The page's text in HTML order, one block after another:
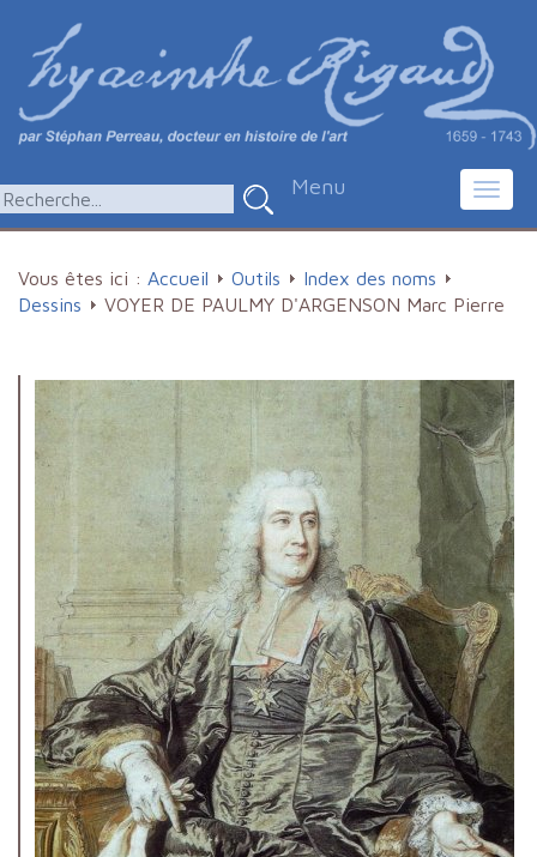
Menu
Vous êtes ici : Accueil Outils
Index des noms
Dessins
VOYER DE PAULMY D'ARGENSON Marc Pierre